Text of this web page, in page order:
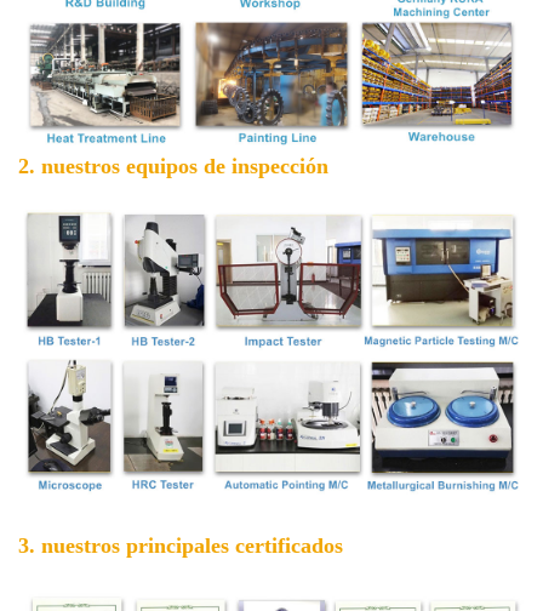
2. nuestros equipos de inspección
3. nuestros principales certificados